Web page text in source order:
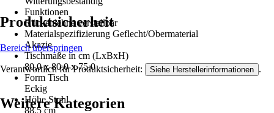
Funktionen
Rückenlehne verstellbar
Materialspezifizierung Geflecht/Obermaterial
Akazie
Tischmaße in cm (LxBxH)
80,0 x 80,0 x 75,0
Form Tisch
Eckig
Höhe Stuhl
88,5 cm
Produktsicherheit
Bereich überspringen
Verantwortlich für Produktsicherheit: Siehe Herstellerinformationen .
Weitere Kategorien